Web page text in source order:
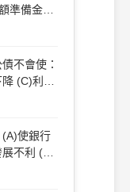
準備金
有的通
不會使：
(C)利率
使銀行
不利 (B)
(C)間接